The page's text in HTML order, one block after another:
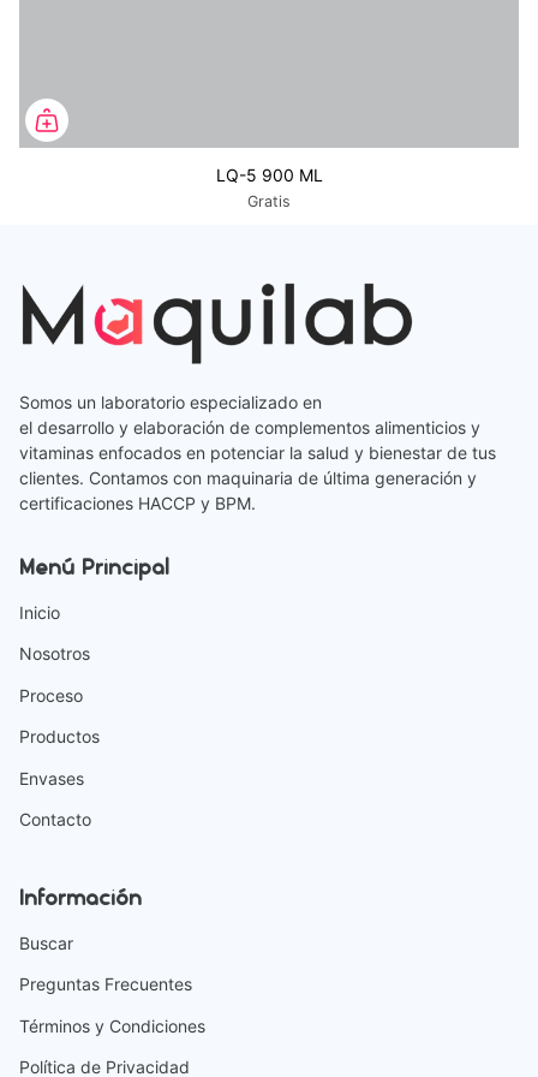
LQ-5 900 ML
Gratis
Somos un laboratorio especializado en
el desarrollo y elaboración de complementos alimenticios y
vitaminas enfocados en potenciar la salud y bienestar de tus
clientes. Contamos con maquinaria de última generación y
certificaciones HACCP y BPM.
Menú Principal
Inicio
Nosotros
Proceso
Productos
Envases
Contacto
Información
Buscar
Preguntas Frecuentes
Términos y Condiciones
Política de Privacidad